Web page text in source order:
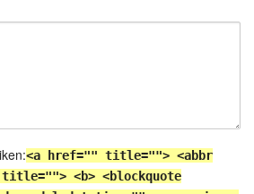
<a href="" title=""> <abbr
<b> <blockquote